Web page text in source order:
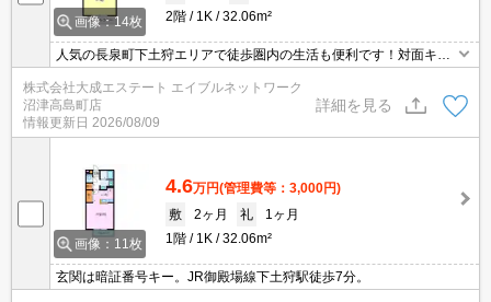
画像：14枚
2階
1K 32.06m²
人気の長泉町下土狩エリアで徒歩圏内の生活も便利です！対面キッ
チンで生活しやすい間取りです！荷物が多い単身の方にオススメで
す！敷地内駐車場もございます！敷金、礼金０で初期費用お得で
す！
株式会社大成エステート エイブルネットワーク
沼津高島町店
情報更新日 2026/08/09
詳細を見る
画像：11枚
4.6万円(管理費等：3,000円)
敷
2ヶ月 礼
1ヶ月
1階
1K 32.06m²
玄関は暗証番号キー。JR御殿場線下土狩駅徒歩7分。